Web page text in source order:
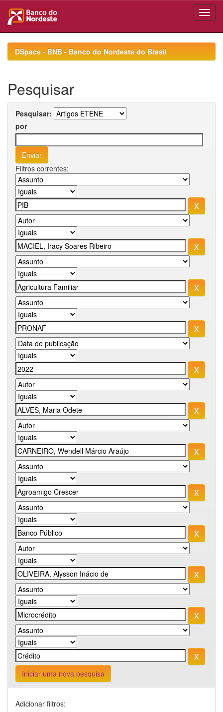
navigationDSpace - BNB - Banco do Nordeste do Brasil
Pesquisar
Pesquisar:
por
Filtros correntes:
Iniciar uma nova pesquisa
Adicionar filtros: